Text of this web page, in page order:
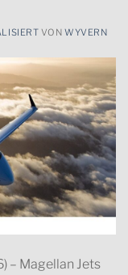
VONWYVERN
– Magellan Jets